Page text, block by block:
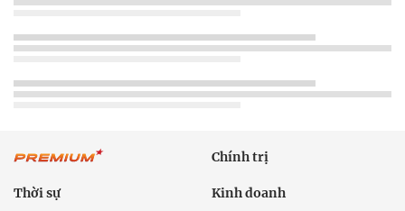
Chính trị
Thời sự Kinh doanh